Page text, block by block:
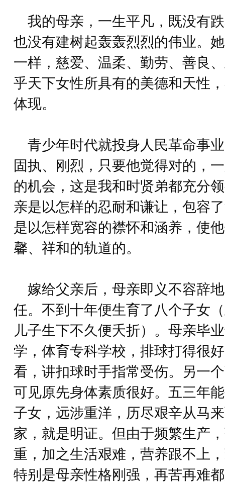
我的母亲，一生平凡，既没有
也没有建树起轰轰烈烈的伟业。
一样，慈爱、温柔、勤劳、善良
乎天下女性所具有的美德和天性
体现。
青少年时代就投身人民革命事
固执、刚烈，只要他觉得对的，
的机会，这是我和时贤弟都充分
亲是以怎样的忍耐和谦让，包容
是以怎样宽容的襟怀和涵养，使
馨、祥和的轨道的。
嫁给父亲后，母亲即义不容辞
任。不到十年便生育了八个子女
儿子生下不久便夭折）。母亲毕
学，体育专科学校，排球打得很
看，讲扣球时手指常受伤。另一
可见原先身体素质很好。五三年
子女，远涉重洋，历尽艰辛从马
家，就是明证。但由于频繁生产
重，加之生活艰难，营养跟不上
特别是母亲性格刚强，再苦再难